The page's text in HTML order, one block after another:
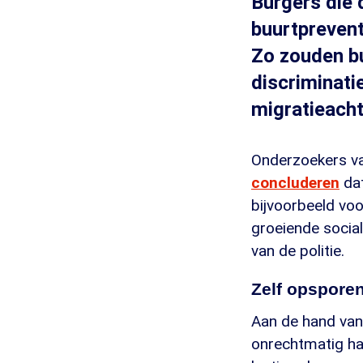
Zo zouden
Onderzoekers
concluderen
bijvoorbeeld
groeiende
van de politie.
Zelf
Aan de hand
onrechtmatig